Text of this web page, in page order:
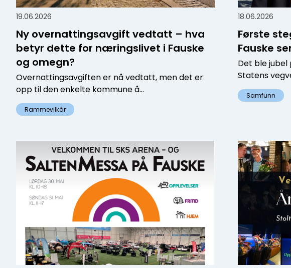
19.06.2026
Ny overnattingsavgift vedtatt – hva
betyr dette for næringslivet i Fauske
og omegn?
Overnattingsavgiften er nå vedtatt, men det er
opp til den enkelte kommune å...
Rammevilkår
18.06.2026
Første
Fauske
Det ble
Statens
Samfunn